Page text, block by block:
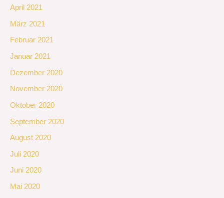
April 2021
März 2021
Februar 2021
Januar 2021
Dezember 2020
November 2020
Oktober 2020
September 2020
August 2020
Juli 2020
Juni 2020
Mai 2020